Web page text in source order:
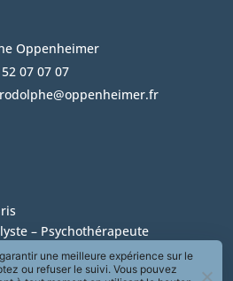
Oppenheimer
07 07 07
rodolphe@oppenheimer.fr
– Psychothérapeute
en téléconsultation de
une meilleure expérience sur le
ou refuser le suivi. Vous pouvez